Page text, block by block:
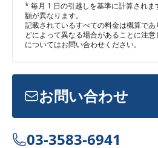
* 毎月 1 日の引越しを基準に計算され
額が異なります。
記載されているすべての料金は概算で
どによって異なる場合があることに注
についてはお問い合わせください。
お問い合わせ
03-3583-6941